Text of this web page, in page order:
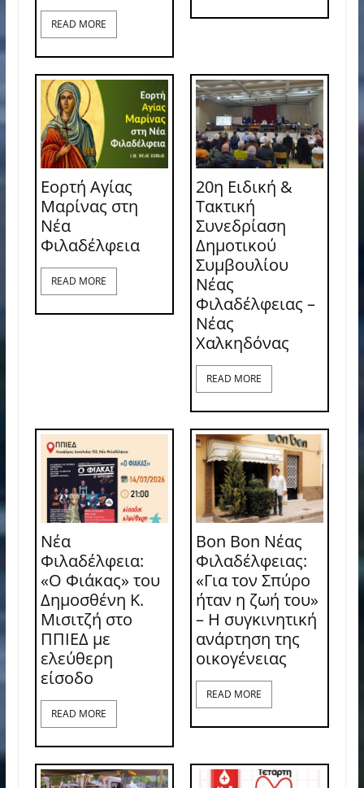
READ MORE
Εορτή Αγίας
Μαρίνας στη
Νέα
Φιλαδέλφεια
READ MORE
20η Ειδική &
Τακτική
Συνεδρίαση
Δημοτικού
Συμβουλίου
Νέας
Φιλαδέλφειας –
Νέας
Χαλκηδόνας
READ MORE
Νέα
Φιλαδέλφεια:
«Ο Φιάκας» του
Δημοσθένη Κ.
Μισιτζή στο
ΠΠΙΕΔ με
ελεύθερη
είσοδο
READ MORE
Bon Bon Νέας
Φιλαδέλφειας:
«Για τον Σπύρο
ήταν η ζωή του»
– Η συγκινητική
ανάρτηση της
οικογένειας
READ MORE